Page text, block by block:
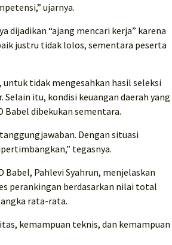
ujarnya.
dijadikan “ajang mencari kerja” karena
justru tidak lolos, sementara peserta
tidak mengesahkan hasil seleksi
itu, kondisi keuangan daerah yang
Babel dibekukan sementara.
Dengan situasi
tegasnya.
Pahlevi Syahrun, menjelaskan
perankingan berdasarkan nilai total
rata-rata.
kemampuan teknis, dan kemampuan